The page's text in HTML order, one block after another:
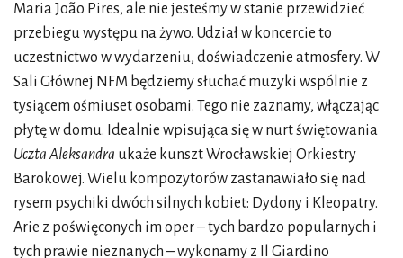
Maria João Pires, ale nie jesteśmy w stanie przewidzieć
przebiegu występu na żywo. Udział w koncercie to
uczestnictwo w wydarzeniu, doświadczenie atmosfery. W
Sali Głównej NFM będziemy słuchać muzyki wspólnie z
tysiącem ośmiuset osobami. Tego nie zaznamy, włączając
płytę w domu. Idealnie wpisująca się w nurt świętowania
Uczta Aleksandra ukaże kunszt Wrocławskiej Orkiestry
Barokowej. Wielu kompozytorów zastanawiało się nad
rysem psychiki dwóch silnych kobiet: Dydony i Kleopatry.
Arie z poświęconych im oper – tych bardzo popularnych i
tych prawie nieznanych – wykonamy z Il Giardino